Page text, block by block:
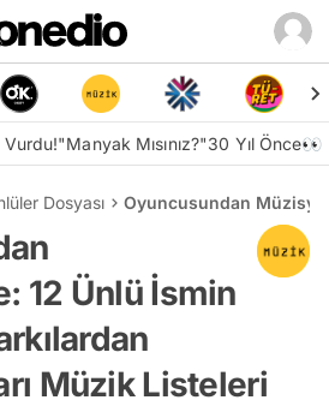
Vurdu!"Manyak Mısınız?"30 Yıl Önce👀
Dosyası Oyuncusundan
12 Ünlü İsmin
Müzik Listeleri